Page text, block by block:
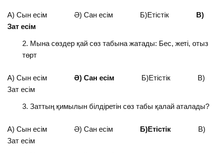
А) Сын есім Ә) Сан есім Б)Етістік В)
Зат есім
Мына сөздер қай сөз табына жатады: Бес, жеті, отыз
төрт
А) Сын есімӘ) Сан есім Б)Етістік В)
Зат есім
Заттың қимылын білдіретін сөз табы қалай аталады?
А) Сын есім Ә) Сан есім Б)Етістік В)
Зат есім